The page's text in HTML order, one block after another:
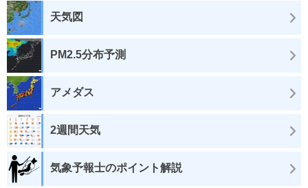
天気図
PM2.5分布予測
アメダス
2週間天気
気象予報士のポイント解説